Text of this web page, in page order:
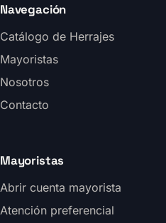
Navegación
Catálogo de Herrajes
Mayoristas
Nosotros
Contacto
Mayoristas
Abrir cuenta mayorista
Atención preferencial